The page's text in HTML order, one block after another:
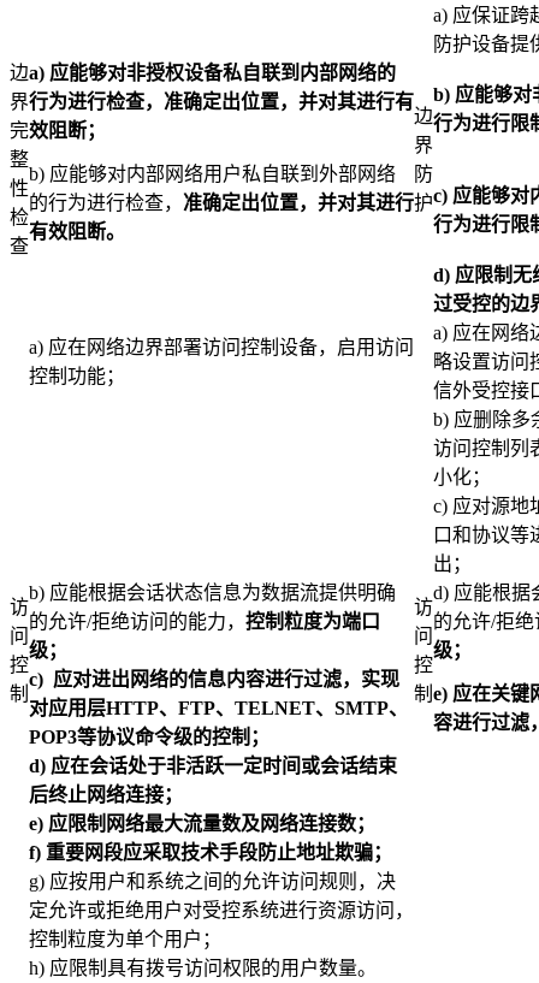
边
界
防
护
a) 应保证跨
防护设备提
边
界
完
整
性
检
查
a) 应能够对非授权设备私自联到内部网络的
行为进行检查，准确定出位置，并对其进行有
效阻断；
b) 应能够对
行为进行
b) 应能够对内部网络用户私自联到外部网络
的行为进行检查， 准确定出位置，并对其进行
有效阻断。
c) 应能够对
行为进行
d) 应限制无
过受控的边
访
问
控
制
a) 应在网络边界部署访问控制设备，启用访问
控制功能；
访
问
控
制
a) 应在网络
略设置访问
信外受控接
b) 应删除多
访问控制列
小化；
c) 应对源地
口和协议等
出；
b) 应能根据会话状态信息为数据流提供明确
的允许/拒绝访问的能力， 控制粒度为端口
级；
d) 应能根据
的允许/拒
级；
c) 应对进出网络的信息内容进行过滤，实现
对应用层HTTP、FTP、TELNET、SMTP、
POP3等协议命令级的控制；
e) 应在关键
容进行过滤
d) 应在会话处于非活跃一定时间或会话结束
后终止网络连接；
e) 应限制网络最大流量数及网络连接数；
f) 重要网段应采取技术手段防止地址欺骗；
g) 应按用户和系统之间的允许访问规则，决
定允许或拒绝用户对受控系统进行资源访问，
控制粒度为单个用户；
h) 应限制具有拨号访问权限的用户数量。